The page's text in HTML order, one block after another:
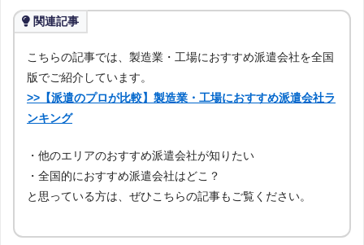
関連記事
こちらの記事では、製造業・工場におすすめ派遣会社を全国
版でご紹介しています。
>>【派遣のプロが比較】製造業・工場におすすめ派遣会社ラ
ンキング
・他のエリアのおすすめ派遣会社が知りたい
・全国的におすすめ派遣会社はどこ？
と思っている方は、ぜひこちらの記事もご覧ください。